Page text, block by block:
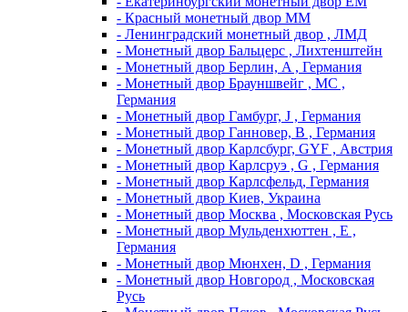
- Красный монетный двор ММ
- Ленинградский монетный двор , ЛМД
- Монетный двор Бальцерс , Лихтенштейн
- Монетный двор Берлин, A , Германия
- Монетный двор Брауншвейг , MC ,
Германия
- Монетный двор Гамбург, J , Германия
- Монетный двор Ганновер, B , Германия
- Монетный двор Карлсбург, GYF , Австрия
- Монетный двор Карлсруэ , G , Германия
- Монетный двор Карлсфельд, Германия
- Монетный двор Киев, Украина
- Монетный двор Москва , Московская Русь
- Монетный двор Мульденхюттен , Е ,
Германия
- Монетный двор Мюнхен, D , Германия
- Монетный двор Новгород , Московская
Русь